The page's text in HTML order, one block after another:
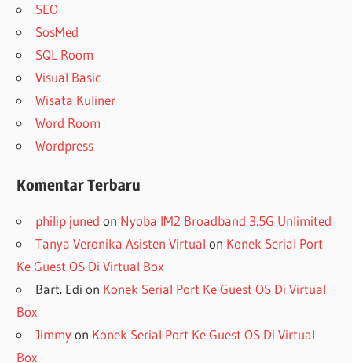
SEO
SosMed
SQL Room
Visual Basic
Wisata Kuliner
Word Room
Wordpress
Komentar Terbaru
philip juned on Nyoba IM2 Broadband 3.5G Unlimited
Tanya Veronika Asisten Virtual on Konek Serial Port
Ke Guest OS Di Virtual Box
Bart. Edi on Konek Serial Port Ke Guest OS Di Virtual
Box
Jimmyon Konek Serial Port Ke Guest OS Di Virtual
Box